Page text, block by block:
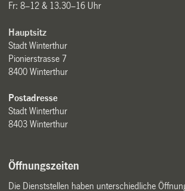
Fr: 8–12 & 13.30–16 Uhr
Hauptsitz
Stadt Winterthur
Pionierstrasse 7
8400 Winterthur
Postadresse
Stadt Winterthur
8403 Winterthur
Öffnungszeiten
Die Dienststellen haben unterschiedliche